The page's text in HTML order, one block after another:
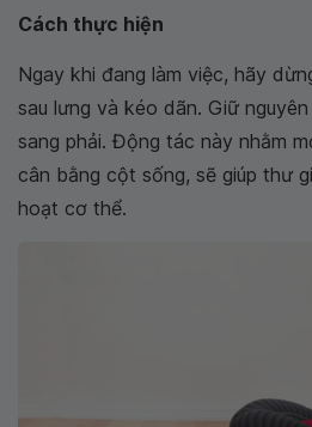
Cách thực hiện
Ngay khi đang làm việc, hãy
sau lưng và kéo dãn. Giữ
sang phải. Động tác này nhằm
cân bằng cột sống, sẽ giúp thư
hoạt cơ thể.